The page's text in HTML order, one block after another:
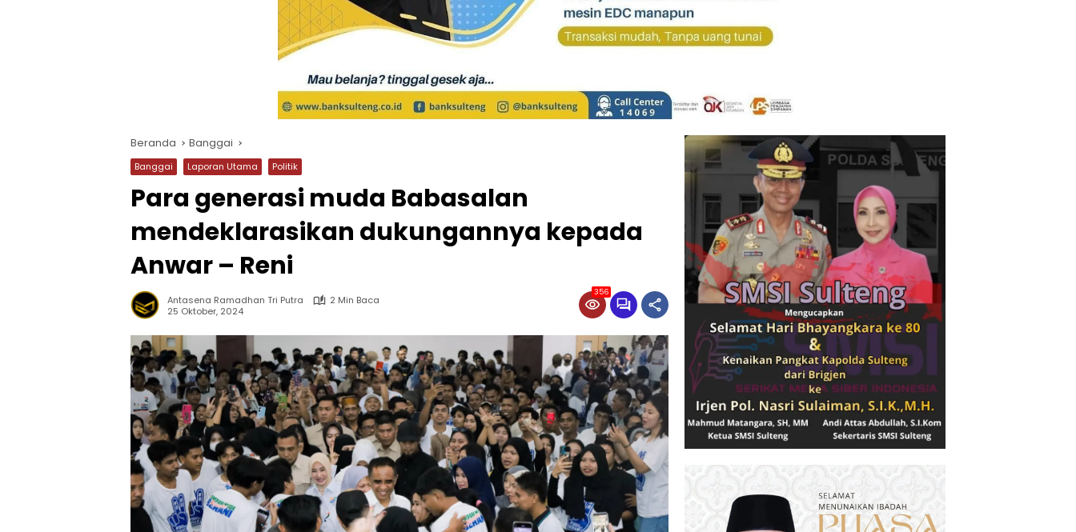
Beranda Banggai
Banggai Laporan Utama Politik
Para generasi muda Babasalan
mendeklarasikan dukungannya kepada
Anwar – Reni
Antasena Ramadhan Tri Putra
2 Min Baca
25 Oktober, 2024
356